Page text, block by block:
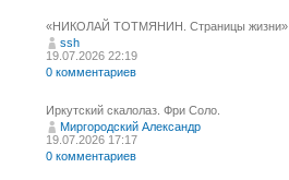
«НИКОЛАЙ ТОТМЯНИН. Страницы жизни»
ssh
19.07.2026 22:19
0 комментариев
Иркутский скалолаз. Фри Соло.
Миргородский Александр
19.07.2026 17:17
0 комментариев